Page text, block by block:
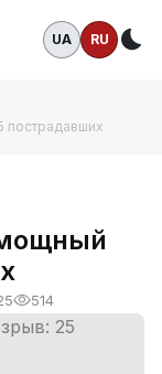
UA RU
514